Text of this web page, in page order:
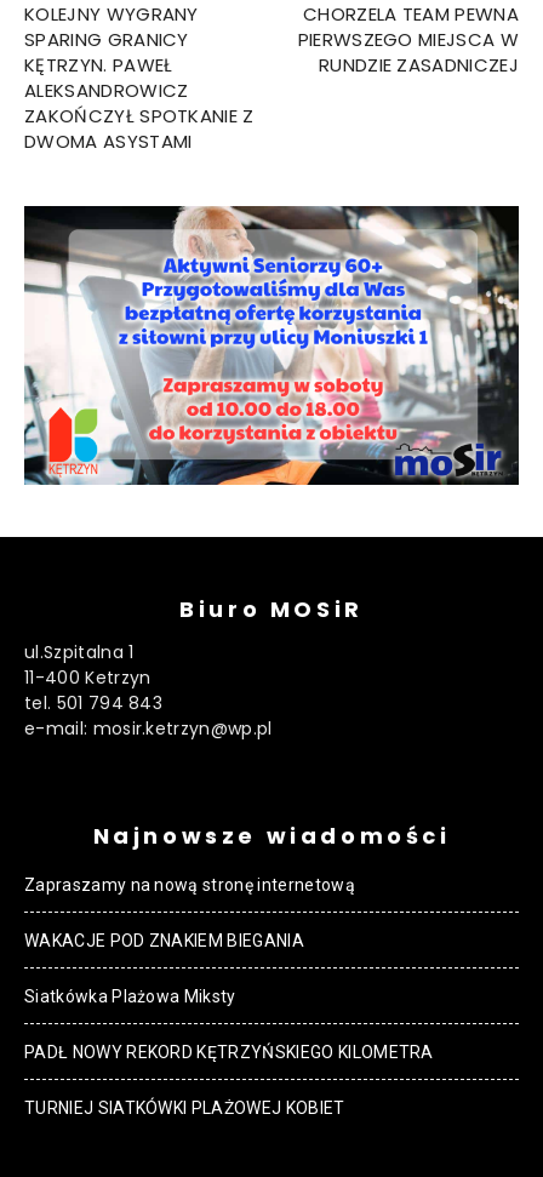
KOLEJNY WYGRANY
SPARING GRANICY
KĘTRZYN. PAWEŁ
ALEKSANDROWICZ
ZAKOŃCZYŁ SPOTKANIE Z
DWOMA ASYSTAMI
CHORZELA TEAM PEWNA
PIERWSZEGO MIEJSCA W
RUNDZIE ZASADNICZEJ
Biuro MOSiR
ul.Szpitalna 1
11-400 Ketrzyn
tel. 501 794 843
e-mail: mosir.ketrzyn@wp.pl
Najnowsze wiadomości
Zapraszamy na nową stronę internetową
WAKACJE POD ZNAKIEM BIEGANIA
Siatkówka Plażowa Miksty
PADŁ NOWY REKORD KĘTRZYŃSKIEGO KILOMETRA
TURNIEJ SIATKÓWKI PLAŻOWEJ KOBIET